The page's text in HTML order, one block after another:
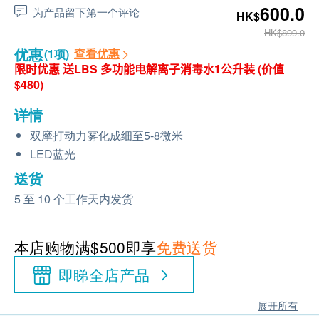
为产品留下第一个评论 HK$600.0
HK$899.0
优惠(1项) 查看优惠
限时优惠 送LBS 多功能电解离子消毒水1公升装(价值
$480)
详情
双摩打动力雾化成细至5-8微米
LED蓝光
送货
5 至 10 个工作天内发货
本店购物满$500即享免费送货
即睇全店产品
展开所有